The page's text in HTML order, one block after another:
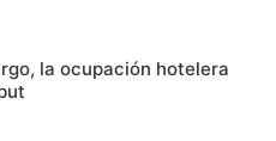
la ocupación hotelera